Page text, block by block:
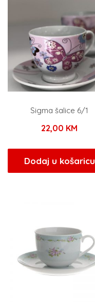
Sigma šalice 6/1
22,00 KM
Dodaj u košaricu